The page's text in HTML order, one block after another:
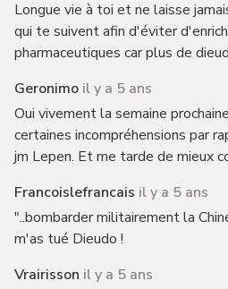
Longue vie à toi et ne laisse
qui te suivent afin d'éviter
pharmaceutiques car plus de
Geronimo il y a 5 ans
Oui vivement la semaine
certaines incompréhensions par
jm Lepen. Et me tarde de mieux
Francoislefrancais il y a 5 ans
"..bombarder militairement la
m'as tué Dieudo !
Vrairisson il y a 5 ans